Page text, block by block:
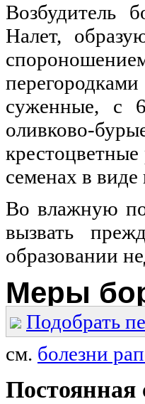
Возбудитель
Налет,
суженные, с
оливково-
семенах в
Во влажную
вызвать
образовании
Меры
Подобрать
см. болезни
Постоянная